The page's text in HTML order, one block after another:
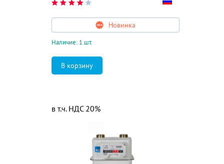
Новинка
Наличие: 1 шт.
в т.ч. НДС 20%